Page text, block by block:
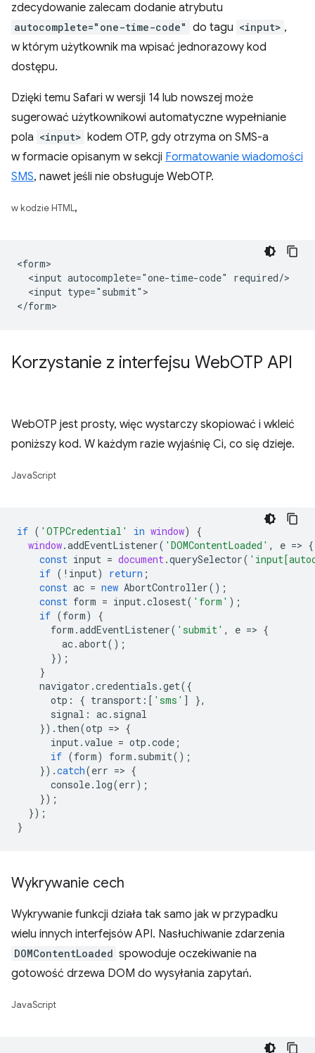
zdecydowanie zalecam dodanie atrybutu
autocomplete="one-time-code" do tagu <input> ,
w którym użytkownik ma wpisać jednorazowy kod
dostępu.
Dzięki temu Safari w wersji 14 lub nowszej może
sugerować użytkownikowi automatyczne wypełnianie
pola <input> kodem OTP, gdy otrzyma on SMS-a
w formacie opisanym w sekcji Formatowanie wiadomości
SMS, nawet jeśli nie obsługuje WebOTP.
w kodzie HTML,
<form>
  <input autocomplete="one-time-code" required/>
  <input type="submit">
Korzystanie z interfejsu WebOTP API
WebOTP jest prosty, więc wystarczy skopiować i wkleić
poniższy kod. W każdym razie wyjaśnię Ci, co się dzieje.
JavaScript
if ( 'OTPCredential' in window)
{
window.addEventListener( 'DOMContentLoaded' , e => {
const input = document.querySelector(
if ( ! input) return ;
const ac = new AbortController();
const form = input.closest( 'form' );
if (form)
{
form .addEventListener( 'submit' , e => {
ac.abort();
});
}
navigator .credentials .get({
otp : { transport : [ 'sms' ]
},
signal : ac. signal
}). then(otp => {
input.value = otp .code ;
if (form) form . submit();
}).catch(err => {
console. log(err);
});
});
}
Wykrywanie cech
Wykrywanie funkcji działa tak samo jak w przypadku
wielu innych interfejsów API. Nasłuchiwanie zdarzenia
DOMContentLoaded spowoduje oczekiwanie na
gotowość drzewa DOM do wysyłania zapytań.
JavaScript